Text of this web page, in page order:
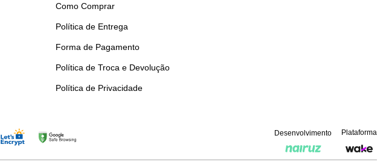
Como Comprar
Política de Entrega
Forma de Pagamento
Política de Troca e Devolução
Política de Privacidade
Desenvolvimento Plataforma